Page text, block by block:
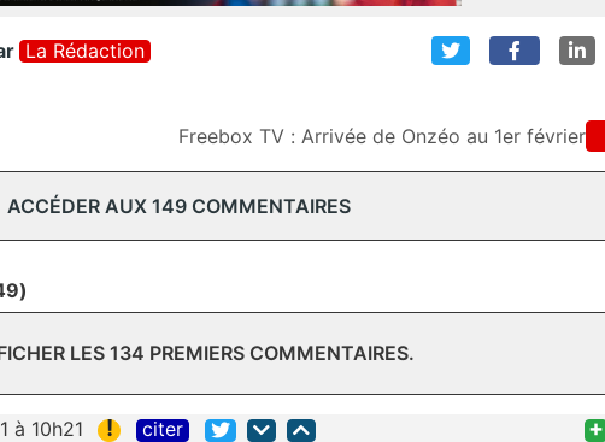
La Rédaction
Freebox TV : Arrivée de Onzéo au 1er février
ACCÉDER AUX 149 COMMENTAIRES
LES 134 PREMIERS COMMENTAIRES.
à 10h21 ! citer +